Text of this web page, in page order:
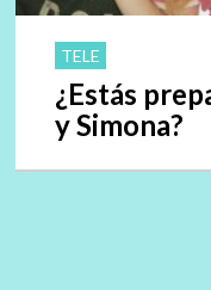
TELE
¿Estás
y Simona?